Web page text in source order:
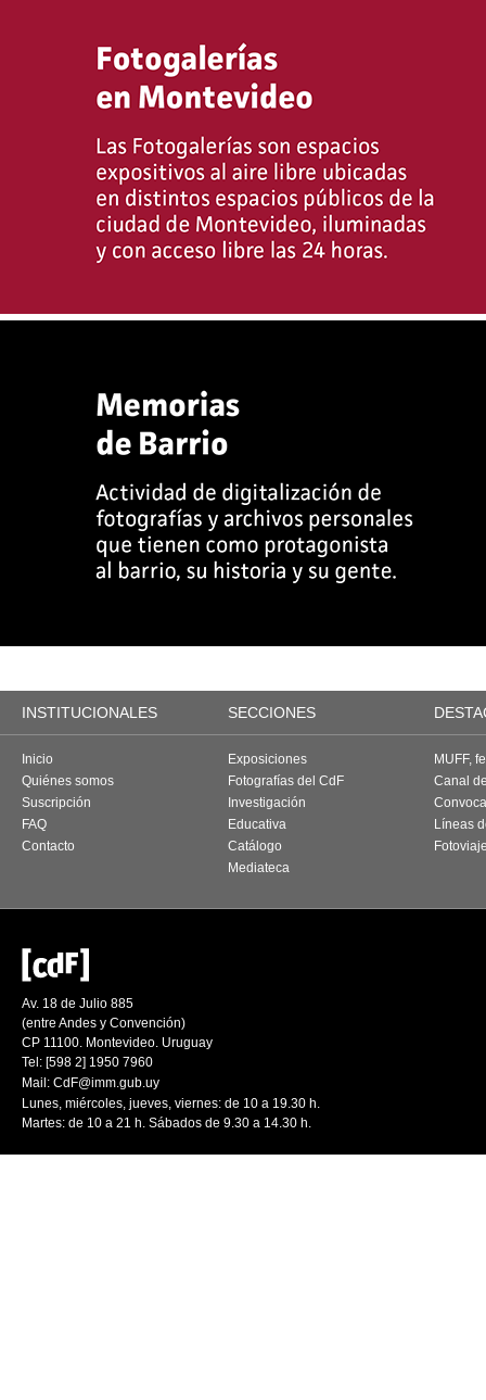
INSTITUCIONALES SECCIONES
Inicio
Quiénes somos
Suscripción
FAQ
Contacto
Exposiciones
Fotografías del CdF
Investigación
Educativa
Catálogo
Mediateca
MUFF,
Canal
Líneas
Av. 18 de Julio 885
(entre Andes y Convención)
CP 11100. Montevideo. Uruguay
Tel: [598 2] 1950 7960
Mail: CdF@imm.gub.uy
Lunes, miércoles, jueves, viernes: de 10 a 19.30 h.
Martes: de 10 a 21 h. Sábados de 9.30 a 14.30 h.